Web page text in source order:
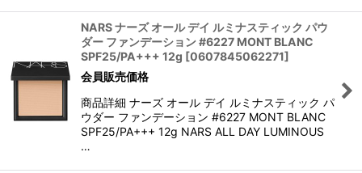
NARS ナーズ オール デイ ルミナスティック パウ
ダー ファンデーション #6227 MONT BLANC
SPF25/PA+++ 12g [0607845062271]
会員販売価格
商品詳細 ナーズ オール デイ ルミナスティック パ
ウダー ファンデーション #6227 MONT BLANC
SPF25/PA+++ 12g NARS ALL DAY LUMINOUS
…